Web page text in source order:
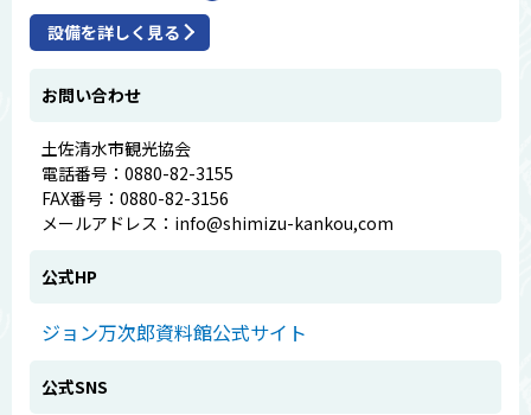
設備を詳しく見る
お問い合わせ
土佐清水市観光協会
電話番号：0880-82-3155
FAX番号：0880-82-3156
メールアドレス：info@shimizu-kankou,com
公式HP
ジョン万次郎資料館公式サイト
公式SNS